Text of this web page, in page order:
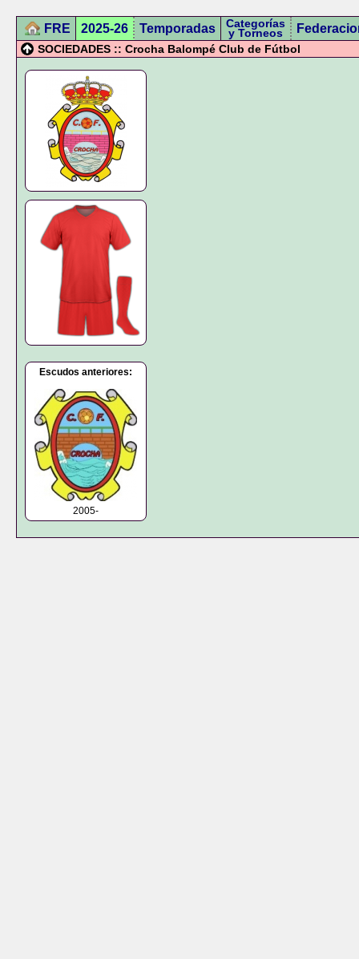
FRE 2025-26 Temporadas Categorías
y Torneos
SOCIEDADES :: Crocha Balompé Club de Fútbol
Escudos anteriores:
2005-